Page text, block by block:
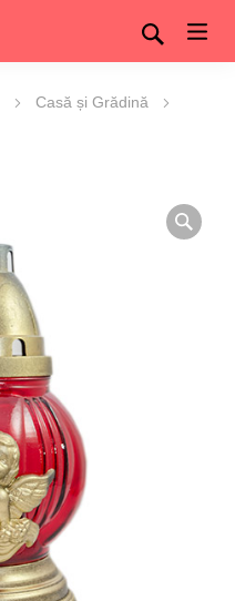
Casă și Grădină